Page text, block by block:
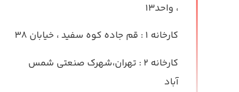
، واحد۱۳
کارخانه ۱ : قم جاده کوه سفید ، خیابان ۳۸
کارخانه ۲
: تهران،شهرک صنعتی شمس
آباد